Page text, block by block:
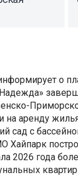
о
на аренду
сад с
Хайпарк
2026 года